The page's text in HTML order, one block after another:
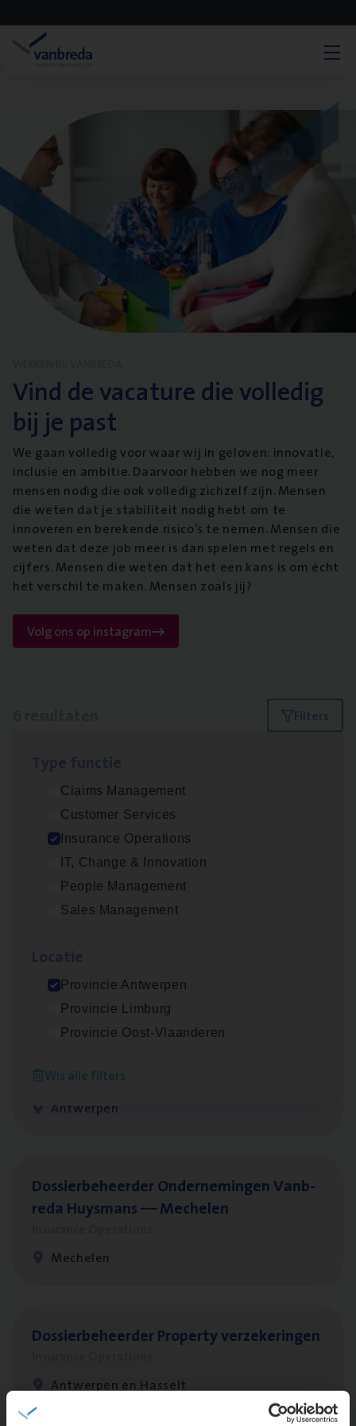
Vind de vacature die volledig
bij je past
We gaan volledig voor waar wij in geloven: innovatie,
inclusie en ambitie. Daarvoor hebben we nog meer
mensen nodig die ook volledig zichzelf zijn. Mensen
die weten dat je stabiliteit nodig hebt om te
innoveren en berekende risico’s te nemen. Mensen die
weten dat deze job meer is dan spelen met regels en
cijfers. Mensen die weten dat het een kans is om écht
het verschil te maken. Mensen zoals jij?
Volg ons op instagram
Filters
Claims Management
Customer Services
Insurance Operations
IT, Change & Innovation
People Management
Sales Management
Provincie Antwerpen
Provincie Limburg
Provincie Oost-Vlaanderen
Wis alle filters
Advisor/​Configuratie ana­lyst Part­ner in
Benefits
Insurance Operations
Beveren
Antwerpen
Insurance Operations
Antwerpen
Dos­sier­be­heer­der Onder­ne­min­gen Van­b­
re­da Huys­mans — Mechelen
Mechelen
Dos­sier­be­heer­der Pro­per­ty verzekeringen
Antwerpen en Hasselt